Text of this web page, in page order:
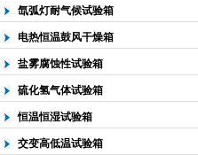
氙弧灯耐气候试验箱
电热恒温鼓风干燥箱
盐雾腐蚀性试验箱
硫化氢气体试验箱
恒温恒湿试验箱
交变高低温试验箱